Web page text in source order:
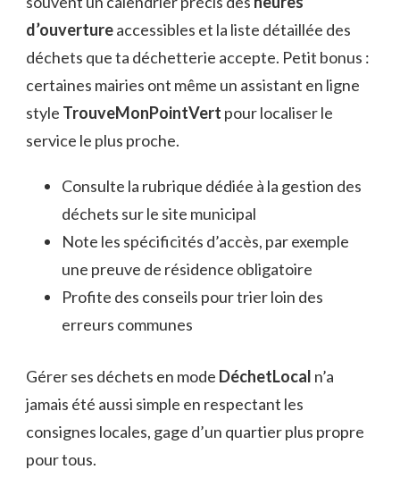
d’ouvertureaccessibles et la liste détaillée des
déchets que ta déchetterie accepte. Petit bonus :
certaines mairies ont même un assistant en ligne
style TrouveMonPointVert pour localiser le
service le plus proche.
Consulte la rubrique dédiée à la gestion des
déchets sur le site municipal
Note les spécificités d’accès, par exemple
une preuve de résidence obligatoire
Profite des conseils pour trier loin des
erreurs communes
Gérer ses déchets en mode DéchetLocal n’a
jamais été aussi simple en respectant les
consignes locales, gage d’un quartier plus propre
pour tous.